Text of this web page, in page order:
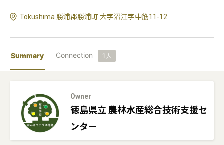
Tokushima 勝浦郡勝浦町 大字沼江字中筋11-12
Summary Connection 1 人
Owner
徳島県立 農林水産総合技術支援セ
ンター